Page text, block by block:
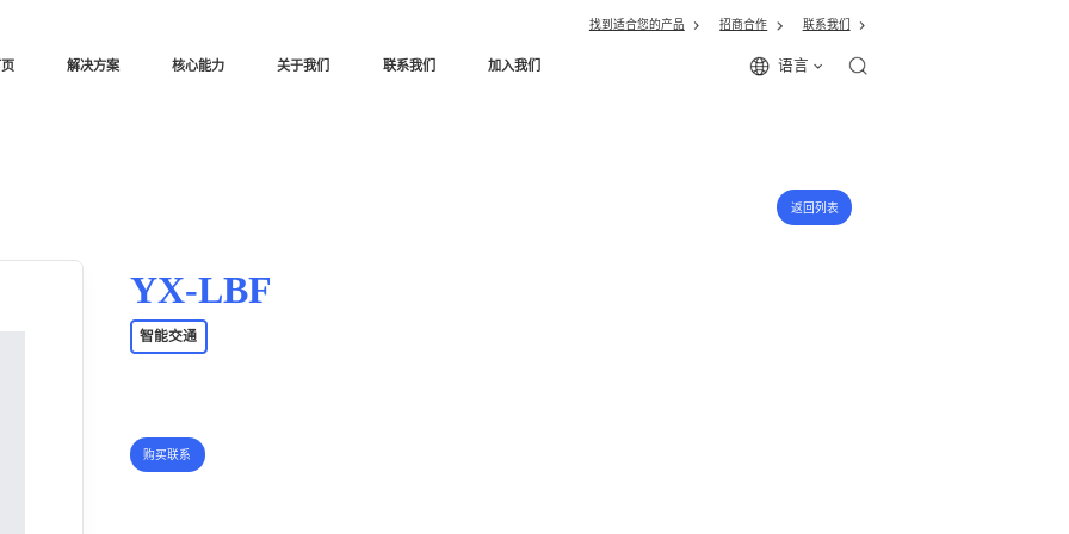
找到适合您的产品 招商合作 联系我们
解决方案 核心能力 关于我们 联系我们 加入我们 语言
返回列表
YX-LBF
智能交通
购买联系